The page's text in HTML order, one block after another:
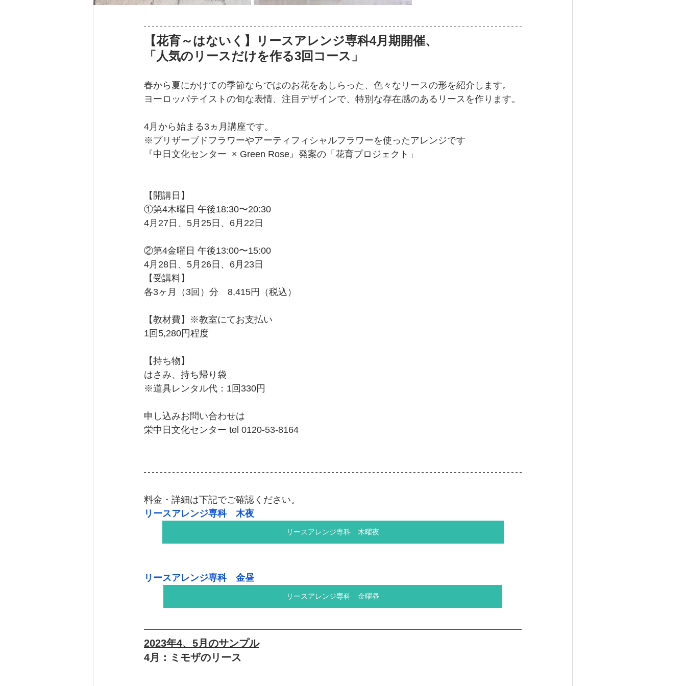
【花育～はないく】リースアレンジ専科4月期開催、
「人気のリースだけを作る3回コース」
春から夏にかけての季節ならではのお花をあしらった、色々なリースの形を紹介します。
ヨーロッパテイストの旬な表情、注目デザインで、特別な存在感のあるリースを作ります。
4月から始まる3ヵ月講座です。
※プリザーブドフラワーやアーティフィシャルフラワーを使ったアレンジです
『中日文化センター  × Green Rose』発案の「花育プロジェクト」
【開講日】
①第4木曜日 午後18:30〜20:30
4月27日、5月25日、6月22日
②第4金曜日 午後13:00〜15:00
4月28日、5月26日、6月23日
【受講料】
各3ヶ月（3回）分　8,415円（税込）
【教材費】※教室にてお支払い
1回5,280円程度
【持ち物】
はさみ、持ち帰り袋
※道具レンタル代：1回330円
申し込みお問い合わせは
栄中日文化センター tel 0120-53-8164
料金・詳細は下記でご確認ください。
リースアレンジ専科　木夜
リースアレンジ専科 木曜夜
リースアレンジ専科　金昼
リースアレンジ専科 金曜昼
2023年4、5月のサンプル
4月：ミモザのリース